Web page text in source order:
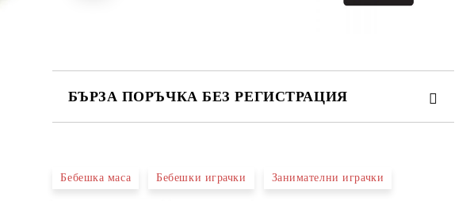
БЪРЗА ПОРЪЧКА БЕЗ РЕГИСТРАЦИЯ
Ние ще се свържем с вас в рамките на работния ден.
Бебешка маса Бебешки играчки Занимателни играчки